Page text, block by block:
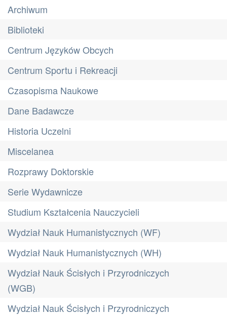
Archiwum
Biblioteki
Centrum Języków Obcych
Centrum Sportu i Rekreacji
Czasopisma Naukowe
Dane Badawcze
Historia Uczelni
Miscelanea
Rozprawy Doktorskie
Serie Wydawnicze
Studium Kształcenia Nauczycieli
Wydział Nauk Humanistycznych (WF)
Wydział Nauk Humanistycznych (WH)
Wydział Nauk Ścisłych i Przyrodniczych
(WGB)
Wydział Nauk Ścisłych i Przyrodniczych